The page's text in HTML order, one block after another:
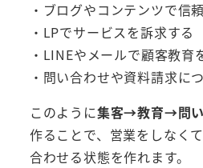
・ブログやコンテンツで信
・LPでサービスを訴求する
・LINEやメールで顧客教育
・問い合わせや資料請求に
このように集客→教育→問
作ることで、営業をしなく
合わせる状態を作れます。